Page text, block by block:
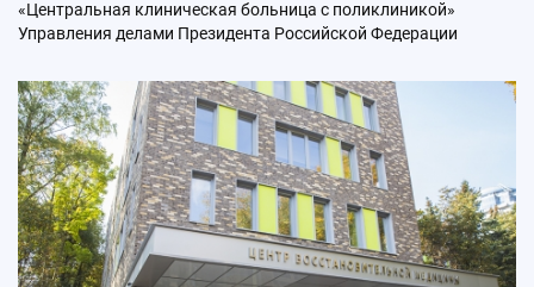
«Центральная клиническая больница с поликлиникой»
Управления делами Президента Российской Федерации